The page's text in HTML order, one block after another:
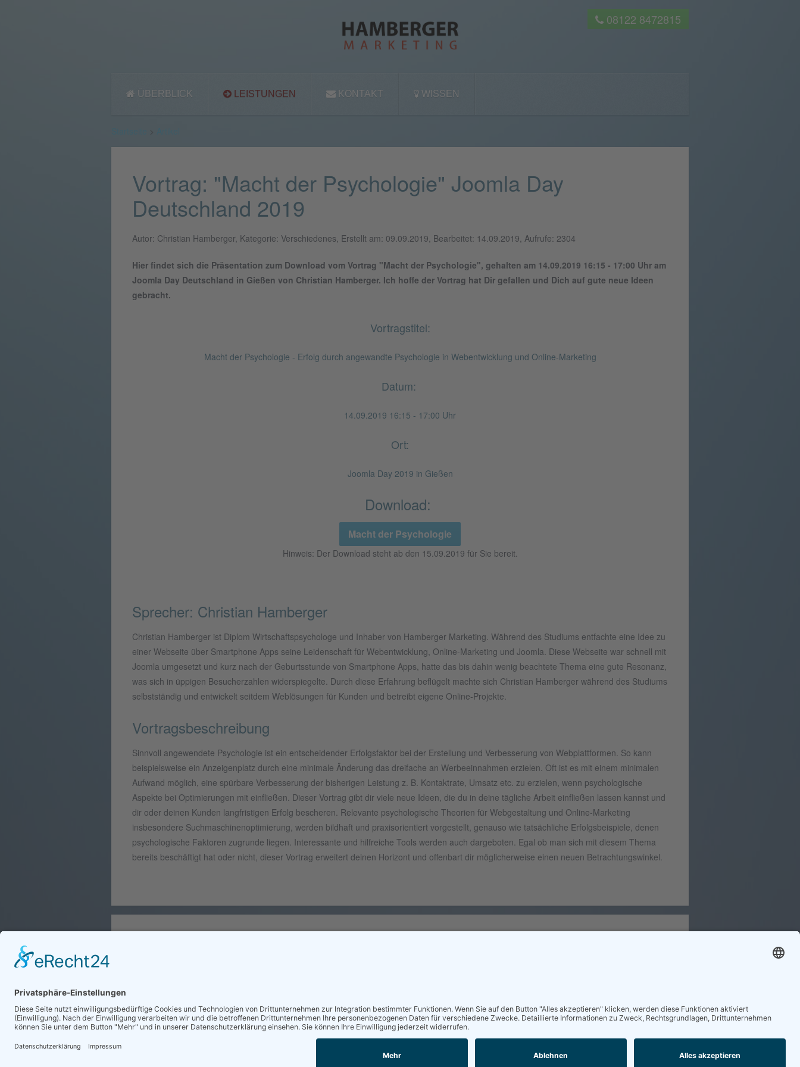
08122 8472815
ÜBERBLICK LEISTUNGEN KONTAKT WISSEN
>
Vortrag: "Macht der Psychologie" Joomla Day
Deutschland 2019
Autor: Christian Hamberger, Kategorie: Verschiedenes, Erstellt am: 09.09.2019, Bearbeitet: 14.09.2019, Aufrufe: 2304
Hier findet sich die Präsentation zum Download vom Vortrag "Macht der Psychologie", gehalten am 14.09.2019 16:15 - 17:00 Uhr am
Joomla Day Deutschland in Gießen von Christian Hamberger. Ich hoffe der Vortrag hat Dir gefallen und Dich auf gute neue Ideen
gebracht.
Vortragstitel:
Macht der Psychologie - Erfolg durch angewandte Psychologie in Webentwicklung und Online-Marketing
Datum:
14.09.2019 16:15 - 17:00 Uhr
Ort:
Joomla Day 2019 in Gießen
Download:
Macht der Psychologie
Hinweis: Der Download steht ab den 15.09.2019 für Sie bereit.
Sprecher: Christian Hamberger
Christian Hamberger ist Diplom Wirtschaftspsychologe und Inhaber von Hamberger Marketing. Während des Studiums entfachte eine Idee zu
einer Webseite über Smartphone Apps seine Leidenschaft für Webentwicklung, Online-Marketing und Joomla. Diese Webseite war schnell mit
Joomla umgesetzt und kurz nach der Geburtsstunde von Smartphone Apps, hatte das bis dahin wenig beachtete Thema eine gute Resonanz,
was sich in üppigen Besucherzahlen widerspiegelte. Durch diese Erfahrung beflügelt machte sich Christian Hamberger während des Studiums
selbstständig und entwickelt seitdem Weblösungen für Kunden und betreibt eigene Online-Projekte.
Vortragsbeschreibung
Sinnvoll angewendete Psychologie ist ein entscheidender Erfolgsfaktor bei der Erstellung und Verbesserung von Webplattformen. So kann
beispielsweise ein Anzeigenplatz durch eine minimale Änderung das dreifache an Werbeeinnahmen erzielen. Oft ist es mit einem minimalen
Aufwand möglich, eine spürbare Verbesserung der bisherigen Leistung z. B. Kontaktrate, Umsatz etc. zu erzielen, wenn psychologische
Aspekte bei Optimierungen mit einfließen. Dieser Vortrag gibt dir viele neue Ideen, die du in deine tägliche Arbeit einfließen lassen kannst und
dir oder deinen Kunden langfristigen Erfolg bescheren. Relevante psychologische Theorien für Webgestaltung und Online-Marketing
insbesondere Suchmaschinenoptimierung, werden bildhaft und praxisorientiert vorgestellt, genauso wie tatsächliche Erfolgsbeispiele, denen
psychologische Faktoren zugrunde liegen. Interessante und hilfreiche Tools werden auch dargeboten. Egal ob man sich mit diesem Thema
bereits beschäftigt hat oder nicht, dieser Vortrag erweitert deinen Horizont und offenbart dir möglicherweise einen neuen Betrachtungswinkel.
Kontakt Impressum Datenschutz Login
© 2009 - 2020 Hamberger Marketing